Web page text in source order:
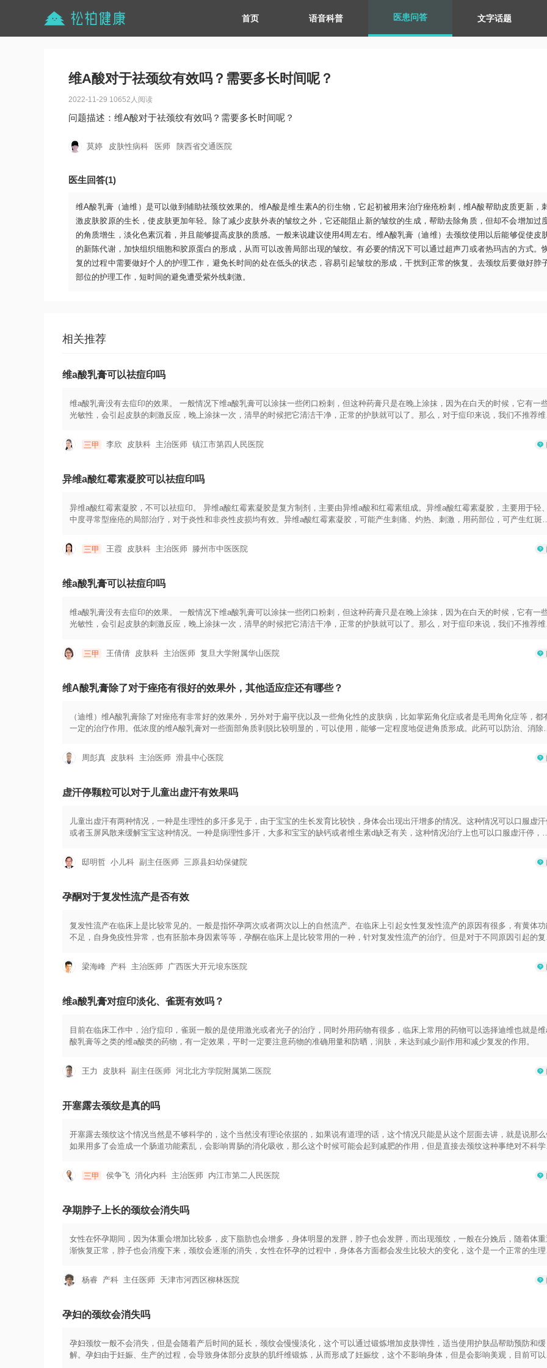
首页 语音科普 医患问答 文字话题
维A酸对于祛颈纹有效吗？需要多长时间呢？
2022-11-29 10652人阅读
问题描述：维A酸对于祛颈纹有效吗？需要多长时间呢？
莫婷 皮肤性病科 医师 陕西省交通医院
医生回答(1)
维A酸乳膏（迪维）是可以做到辅助祛颈纹效果的。维A酸是维生素A的衍生物，它起初被用来治疗痤疮粉刺，维A酸帮助皮质更新，刺
激皮肤胶原的生长，使皮肤更加年轻。除了减少皮肤外表的皱纹之外，它还能阻止新的皱纹的生成，帮助去除角质，但却不会增加过
的角质增生，淡化色素沉着，并且能够提高皮肤的质感。一般来说建议使用4周左右。维A酸乳膏（迪维）去颈纹使用以后能够促使皮
的新陈代谢，加快组织细胞和胶原蛋白的形成，从而可以改善局部出现的皱纹。有必要的情况下可以通过超声刀或者热玛吉的方式。
复的过程中需要做好个人的护理工作，避免长时间的处在低头的状态，容易引起皱纹的形成，干扰到正常的恢复。去颈纹后要做好脖
部位的护理工作，短时间的避免遭受紫外线刺激。
相关推荐
维a酸乳膏可以祛痘印吗
维a酸乳膏没有去痘印的效果。 一般情况下维a酸乳膏可以涂抹一些闭口粉刺，但这种药膏只是在晚上涂抹，因为在白天的时候，它有一
光敏性，会引起皮肤的刺激反应，晚上涂抹一次，清早的时候把它清洁干净，正常的护肤就可以了。那么，对于痘印来说，我们不推荐维
淡化痘印，光子是目前比较时尚的一种治疗手段，他不仅对痘印有淡化的效果而且能够嫩肤，能够提亮肤色，对一些痤疮的这种治疗也有
常好的治疗效果，治疗好以后，注意保湿和防晒，效果是非常明显。
三甲 李欣 皮肤科 主治医师 镇江市第四人民医院
异维a酸红霉素凝胶可以祛痘印吗
异维a酸红霉素凝胶，不可以祛痘印。 异维a酸红霉素凝胶是复方制剂，主要由异维a酸和红霉素组成。异维a酸红霉素凝胶，主要用于轻、
中度寻常型痤疮的局部治疗，对于炎性和非炎性皮损均有效。异维a酸红霉素凝胶，可能产生刺痛、灼热、刺激，用药部位，可产生红斑
以异维a酸红霉素凝胶，可以祛痘痘，也就是痤疮，但是不可以祛痘印。
三甲 王霞 皮肤科 主治医师 滕州市中医医院
维a酸乳膏可以祛痘印吗
维a酸乳膏没有去痘印的效果。 一般情况下维a酸乳膏可以涂抹一些闭口粉刺，但这种药膏只是在晚上涂抹，因为在白天的时候，它有一
光敏性，会引起皮肤的刺激反应，晚上涂抹一次，清早的时候把它清洁干净，正常的护肤就可以了。那么，对于痘印来说，我们不推荐维
淡化痘印，光子是目前比较时尚的一种治疗手段，他不仅对痘印有淡化的效果而且能够嫩肤，能够提亮肤色，对一些痤疮的这种治疗也有
常好的治疗效果，治疗好以后，注意保湿和防晒，效果是非常明显。
三甲 王倩倩 皮肤科 主治医师 复旦大学附属华山医院
维A酸乳膏除了对于痤疮有很好的效果外，其他适应症还有哪些？
（迪维）维A酸乳膏除了对痤疮有非常好的效果外，另外对于扁平疣以及一些角化性的皮肤病，比如掌跖角化症或者是毛周角化症等，都
一定的治疗作用。低浓度的维A酸乳膏对一些面部角质剥脱比较明显的，可以使用，能够一定程度地促进角质形成。此药可以防治、消除
病以及各种角质化异常和色素沉着过度等相关的皮肤病，比如银屑病等都有一定的治疗效果。
周彭真 皮肤科 主治医师 滑县中心医院
虚汗停颗粒可以对于儿童出虚汗有效果吗
儿童出虚汗有两种情况，一种是生理性的多汗多见于，由于宝宝的生长发育比较快，身体会出现出汗增多的情况。这种情况可以口服虚
或者玉屏风散来缓解宝宝这种情况。一种是病理性多汗，大多和宝宝的缺钙或者维生素d缺乏有关，这种情况治疗上也可以口服虚汗停，
邸明哲 小儿科 副主任医师 三原县妇幼保健院
孕酮对于复发性流产是否有效
复发性流产在临床上是比较常见的。一般是指怀孕两次或者两次以上的自然流产。在临床上引起女性复发性流产的原因有很多，有黄体
不足，自身免疫性异常，也有胚胎本身因素等等，孕酮在临床上是比较常用的一种，针对复发性流产的治疗。但是对于不同原因引起的复
能不足引起的复发性流产。孕酮是有效果的。因为黄体功能不足的孕妇，怀孕后体内的孕激素水平一般是偏低。孕激素水平偏低，不能够
持胚胎的正常发育。会引起胚胎停育以及增加复发性流产的风险。在临床上可以通过补充黄体酮或者地屈孕酮。提高怀孕初期，因为黄体
染色体异常等等引起的复发性流产。在这种情况下。不管孕妇本身的黄体功能是否异常。如果单纯通过孕酮，进行相应的保胎治疗。一般
功的概率是比较低的。需要加用相应的药物进行针对性的保胎处理。才能够提高保胎成功的概率。最后，孕酮对于复发性流产是否有效，
梁海峰 产科 主治医师 广西医大开元埌东医院
维a酸乳膏对痘印淡化、雀斑有效吗？
目前在临床工作中，治疗痘印，雀斑一般的是使用激光或者光子的治疗，同时外用药物有很多，临床上常用的药物可以选择迪维也就是维
酸乳膏等之类的维a酸类的药物，有一定效果，平时一定要注意药物的准确用量和防晒，润肤，来达到减少副作用和减少复发的作用。
王力 皮肤科 副主任医师 河北北方学院附属第二医院
开塞露去颈纹是真的吗
开塞露去颈纹这个情况当然是不够科学的，这个当然没有理论依据的，如果说有道理的话，这个情况只能是从这个层面去讲，就是说那
如果用多了会造成一个肠道功能紊乱，会影响胃肠的消化吸收，那么这个时候可能会起到减肥的作用，但是直接去颈纹这种事绝对不科学
然后再去减肥，这个是不科学的。所以这个时候如果有肥胖，颈部有横纹，这个情况就是要多锻炼，注意调节饮食结构，这个问题需要长
间的坚持，体重下降了那么这个问题自然就会解决。
三甲 侯争飞 消化内科 主治医师 内江市第二人民医院
孕期脖子上长的颈纹会消失吗
女性在怀孕期间，因为体重会增加比较多，皮下脂肪也会增多，身体明显的发胖，脖子也会发胖，而出现颈纹，一般在分娩后，随着体重
渐恢复正常，脖子也会消瘦下来，颈纹会逐渐的消失，女性在怀孕的过程中，身体各方面都会发生比较大的变化，这个是一个正常的生理
复到以前状态的
杨睿 产科 主任医师 天津市河西区柳林医院
孕妇的颈纹会消失吗
孕妇颈纹一般不会消失，但是会随着产后时间的延长，颈纹会慢慢淡化，这个可以通过锻炼增加皮肤弹性，适当使用护肤品帮助预防和缓
解。孕妇由于妊娠、生产的过程，会导致身体部分皮肤的肌纤维锻炼，从而形成了妊娠纹，这个不影响身体，但是会影响美观，目前可以